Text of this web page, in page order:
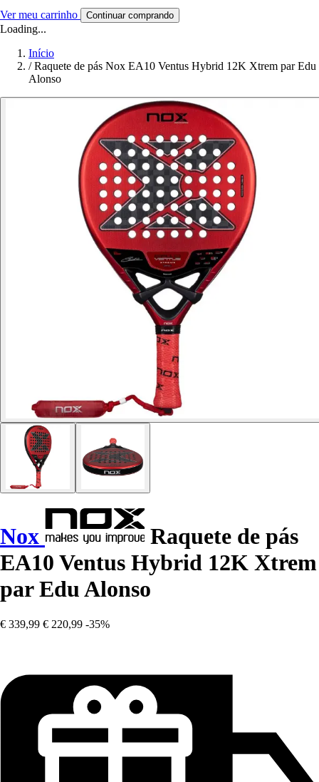
Ver meu carrinho Continuar comprando
Loading...
Início
/ Raquete de pás Nox EA10 Ventus Hybrid 12K Xtrem par Edu
Alonso
Nox
Raquete de pás
EA10 Ventus Hybrid 12K Xtrem
par Edu Alonso
€ 339,99 € 220,99 -35%